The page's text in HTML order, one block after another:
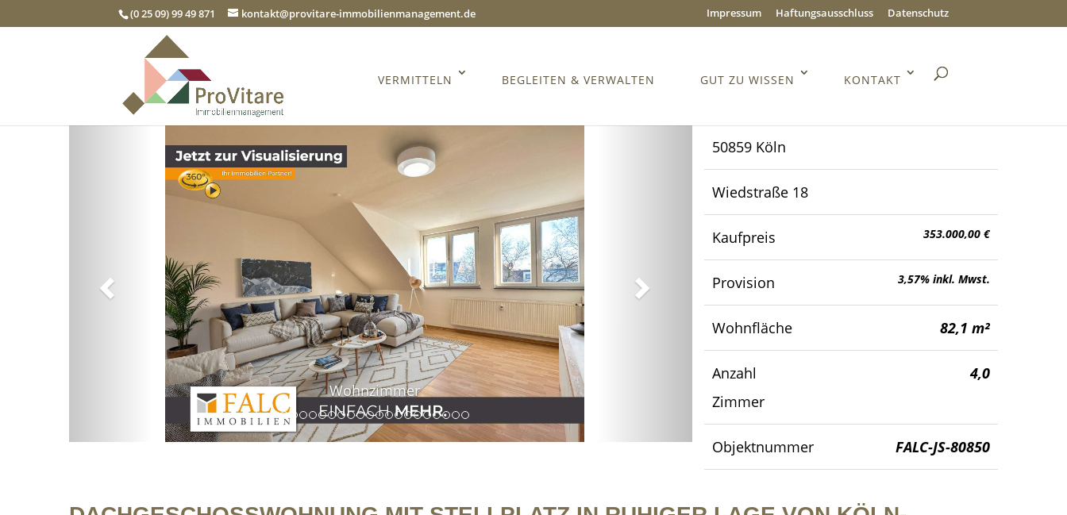
(0 25 09) 99 49 871 kontakt@provitare-immobilienmanagement.de Impressum Haftungsausschluss Datenschutz
VERMITTELN BEGLEITEN & VERWALTEN GUT ZU WISSEN KONTAKT
Wohnzimmer
50859 Köln
Wiedstraße 18
Kaufpreis 353.000,00 €
Provision 3,57% inkl. Mwst.
Wohnfläche 82,1 m²
Anzahl
Zimmer
4,0
Objektnummer FALC-JS-80850